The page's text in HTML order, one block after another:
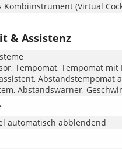
Kombiinstrument (Virtual
& Assistenz
Tempomat, Tempomat
Abstandstempomat
Abstandswarner,
automatisch abblendend